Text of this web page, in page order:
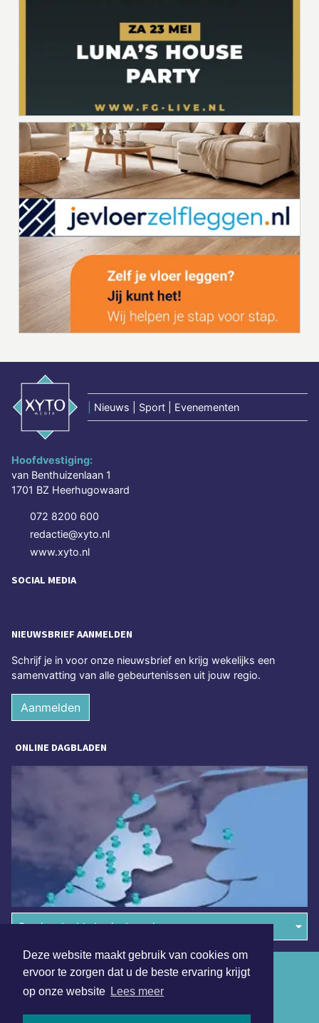
Deze website maakt gebruik van cookies om
ervoor te zorgen dat u de beste ervaring krijgt
op onze website Lees meer
Nieuws | Sport | Evenementen
Hoofdvestiging:
van Benthuizenlaan 1
1701 BZ Heerhugowaard
072 8200 600
redactie@xyto.nl
www.xyto.nl
SOCIAL MEDIA
NIEUWSBRIEF AANMELDEN
Schrijf je in voor onze nieuwsbrief en krijg wekelijks een
samenvatting van alle gebeurtenissen uit jouw regio.
Aanmelden
ONLINE DAGBLADEN
Overige dagbladen in de regio
Algemene voorwaarden
Disclaimer